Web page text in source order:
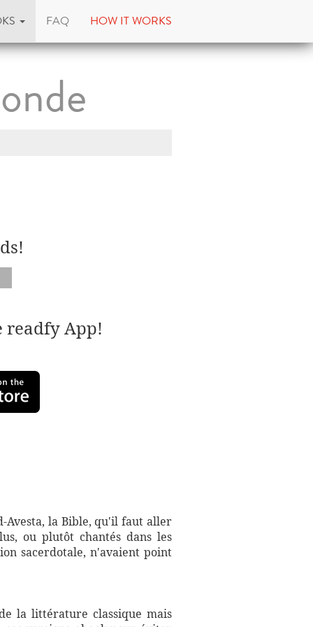
FAQ HOW IT WORKS
readfy App!
Avesta, la Bible, qu'il faut aller
ou plutôt chantés dans les
sacerdotale, n'avaient point
la littérature classique mais